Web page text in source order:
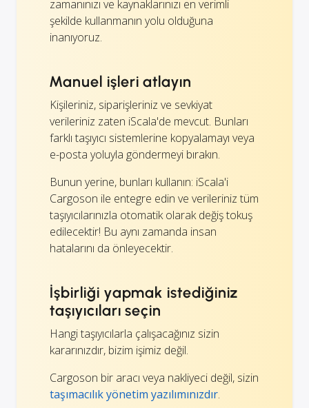
zamanınızı ve kaynaklarınızı en verimli
şekilde kullanmanın yolu olduğuna
inanıyoruz.
Manuel işleri atlayın
Kişileriniz, siparişleriniz ve sevkiyat
verileriniz zaten iScala'de mevcut. Bunları
farklı taşıyıcı sistemlerine kopyalamayı veya
e-posta yoluyla göndermeyi bırakın.
Bunun yerine, bunları kullanın: iScala'i
Cargoson ile entegre edin ve verileriniz tüm
taşıyıcılarınızla otomatik olarak değiş tokuş
edilecektir! Bu aynı zamanda insan
hatalarını da önleyecektir.
İşbirliği yapmak istediğiniz
taşıyıcıları seçin
Hangi taşıyıcılarla çalışacağınız sizin
kararınızdır, bizim işimiz değil.
Cargoson bir aracı veya nakliyeci değil, sizin
taşımacılık yönetim yazılımınızdır.